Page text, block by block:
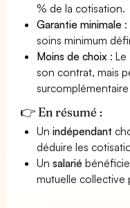
% de la cotisation.
Garantie minimale
soins minimum
Moins de choix :
son contrat, mais
surcomplémentaire
👉 En résumé :
Unindépendant
déduire les
Unsalarié
mutuelle collective